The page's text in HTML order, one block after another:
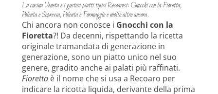
La cucina Veneta e i gustosi piatti tipici Recoaresi: Gnocchi con la Fioretta,
Polenta e Sopressa, Polenta e Formaggio e molto altro ancora.
Chi ancora non conosce i Gnocchi con la
Fioretta?! Da decenni, rispettando la ricetta
originale tramandata di generazione in
generazione, sono un piatto unico nel suo
genere, gradito anche ai palati più raffinati.
Fiorettaè il nome che si usa a Recoaro per
indicare la ricotta liquida, derivante della prima